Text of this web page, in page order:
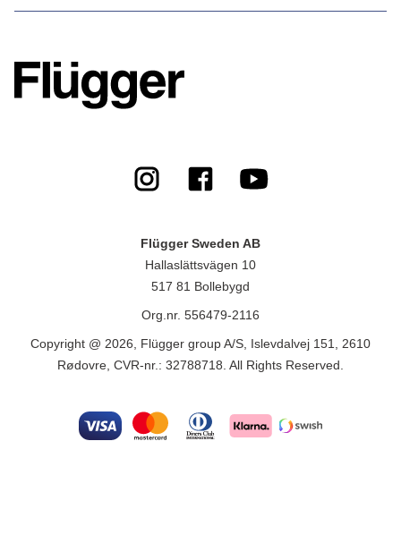
Flügger Sweden AB
Hallaslättsvägen 10
517 81 Bollebygd
Org.nr. 556479-2116
Copyright @ 2026, Flügger group A/S, Islevdalvej 151, 2610
Rødovre, CVR-nr.: 32788718. All Rights Reserved.